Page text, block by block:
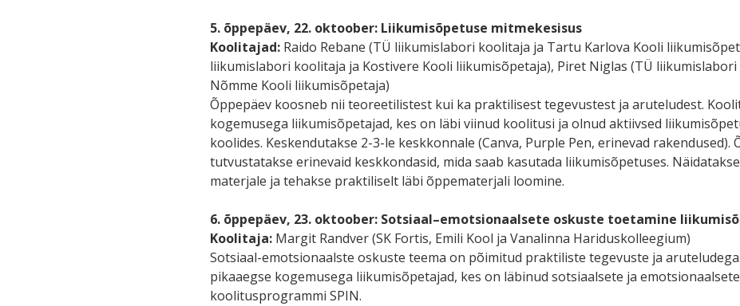
5. õppepäev, 22. oktoober: Liikumisõpetuse mitmekesisus
Koolitajad:Raido Rebane (TÜ liikumislabori koolitaja ja Tartu Karlova Kooli
liikumislabori koolitaja ja Kostivere Kooli liikumisõpetaja), Piret Niglas (TÜ
Nõmme Kooli liikumisõpetaja)
Õppepäev koosneb nii teoreetilistest kui ka praktilisest tegevustest ja aruteludest.
kogemusega liikumisõpetajad, kes on läbi viinud koolitusi ja olnud aktiivsed
koolides. Keskendutakse 2-3-le keskkonnale (Canva, Purple Pen, erinevad rakendused).
tutvustatakse erinevaid keskkondasid, mida saab kasutada liikumisõpetuses.
materjale ja tehakse praktiliselt läbi õppematerjali loomine.
6. õppepäev, 23. oktoober: Sotsiaal–emotsionaalsete oskuste toetamine
Koolitaja:Margit Randver (SK Fortis, Emili Kool ja Vanalinna Hariduskolleegium)
Sotsiaal-emotsionaalste oskuste teema on põimitud praktiliste tegevuste ja
pikaaegse kogemusega liikumisõpetajad, kes on läbinud sotsiaalsete ja
koolitusprogrammi SPIN.